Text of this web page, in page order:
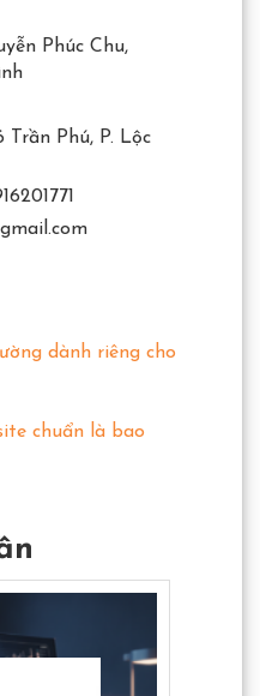
Phúc Chu,
Phú, P. Lộc
dành riêng cho
chuẩn là bao